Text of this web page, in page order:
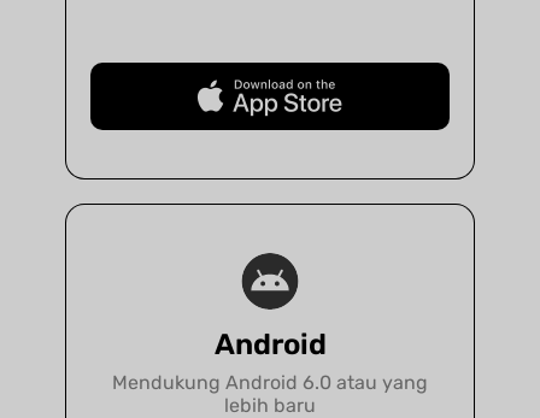
Unduh Gratis
Android
Mendukung Android 6.0 atau yang
lebih baru